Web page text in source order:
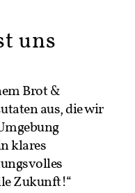
uns
Brot &
aus, die wir
klares
Zukunft!“